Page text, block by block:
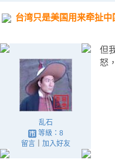
台湾只是美国用来牵扯中
乱石
等級：8
留言｜ 加入好友
但
怒